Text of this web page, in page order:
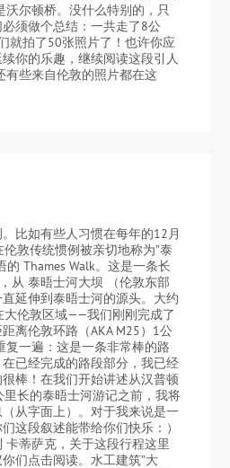
尔顿桥。没什么特别的，只
须做个总结：一共走了8公
就拍了50张照片了！也许你应
你的乐趣，继续阅读这段引人
有些来自伦敦的照片都在这
比如有些人习惯在每年的12月
敦传统惯例被亲切地称为”泰
的 Thames Walk。这是一条长
从 泰晤士河大坝 （伦敦东部
延伸到泰晤士河的源头。大约
大伦敦区域——我们刚刚完成了
离伦敦环路（AKA M25）1公
复一遍：这是一条非常棒的路
已经完成的路段部分，我已经
棒！在我们开始讲述从汉普顿
长的泰晤士河游记之前，我将
从字面上）。对于我来说是一
这段叙述能带给你们快乐：）
蒂萨克，关于这段行程这里
们点击阅读。水工建筑”大